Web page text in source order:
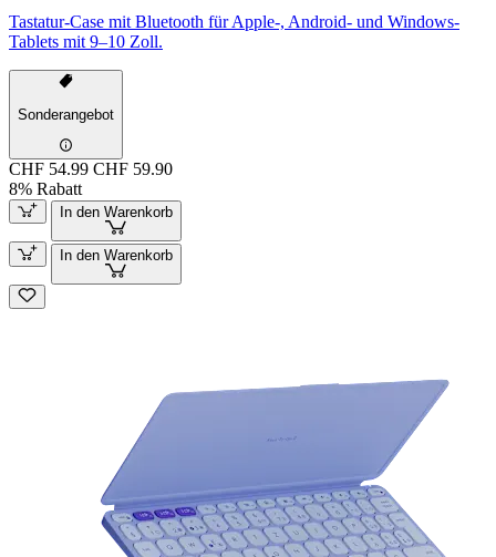
Tastatur-Case mit Bluetooth für Apple-, Android- und Windows-
Tablets mit 9–10 Zoll.
Sonderangebot
CHF 54.99 CHF 59.90
8% Rabatt
In den Warenkorb
In den Warenkorb